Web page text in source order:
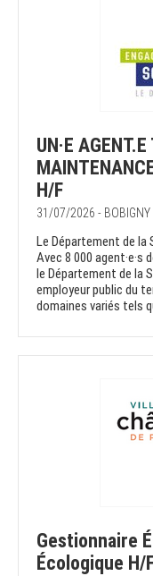
UN·E
H/F
31/07/2026 - BOBIGNY
Le Département de la
Avec 8 000
le Département de la
employeur public du
domaines variés tels
Gestionnaire
Écologique H/